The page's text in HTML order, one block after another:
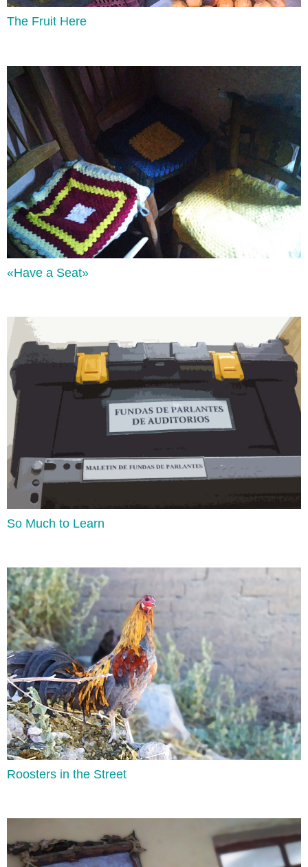
Lee aquí
The Fruit Here
Lee aquí
«Have a Seat»
Lee aquí
So Much to Learn
Quantifiers
Roosters in the Street